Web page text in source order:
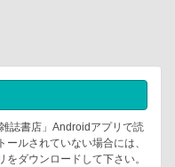
誌書店」Androidアプリで読
ルされていない場合には、
ダウンロードして下さい。